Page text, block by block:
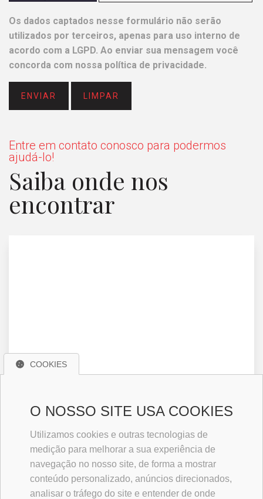
Os dados captados nesse formulário não serão
utilizados por terceiros, apenas para uso interno de
acordo com a LGPD. Ao enviar sua mensagem você
concorda com nossa política de privacidade.
ENVIAR LIMPAR
Entre em contato conosco para podermos
ajudá-lo!
Saiba onde nos
encontrar
COOKIES
O NOSSO SITE USA COOKIES
Utilizamos cookies e outras tecnologias de
medição para melhorar a sua experiência de
navegação no nosso site, de forma a mostrar
conteúdo personalizado, anúncios direcionados,
analisar o tráfego do site e entender de onde